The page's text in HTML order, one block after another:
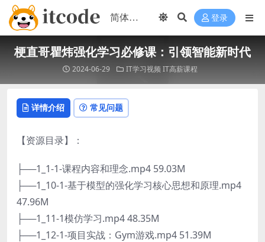
登录
梗直哥瞿炜强化学习必修课：引领智能新时代
2024-06-29 IT学习视频 IT高薪课程
详情介绍 常见问题
【资源目录】：
├──1_1-1-课程内容和理念.mp4 59.03M
├──1_10-1-基于模型的强化学习核心思想和原理.mp4
47.96M
├──1_11-1模仿学习.mp4 48.35M
├──1_12-1-项目实战：Gym游戏.mp4 51.39M